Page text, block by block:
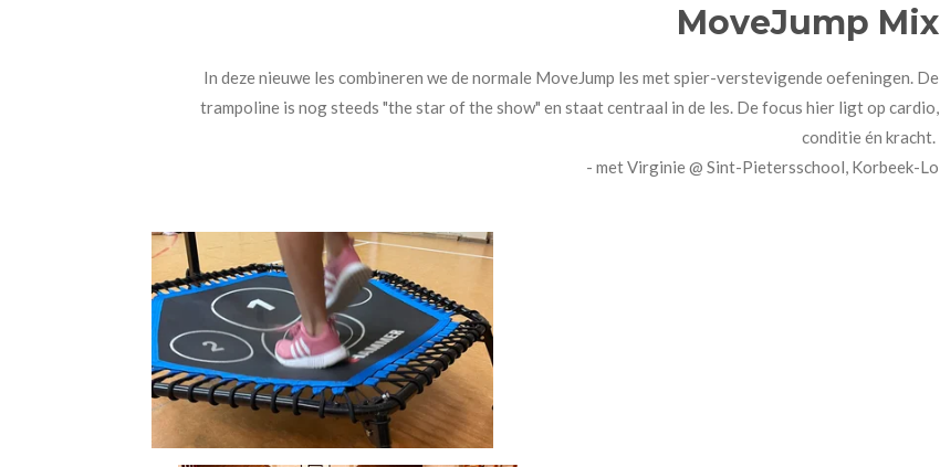
MoveJump Mix
In deze nieuwe les combineren we de normale MoveJump les met spier-verstevigende oefeningen. De
trampoline is nog steeds "the star of the show" en staat centraal in de les. De focus hier ligt op cardio,
conditie én kracht.
- met Virginie @ Sint-Pietersschool, Korbeek-Lo